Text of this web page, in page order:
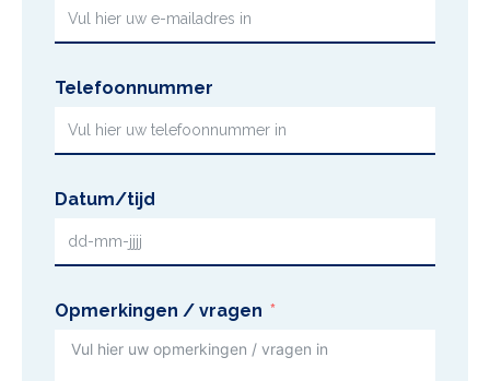
Telefoonnummer
Datum/tijd
Opmerkingen / vragen